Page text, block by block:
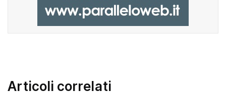
Articoli correlati